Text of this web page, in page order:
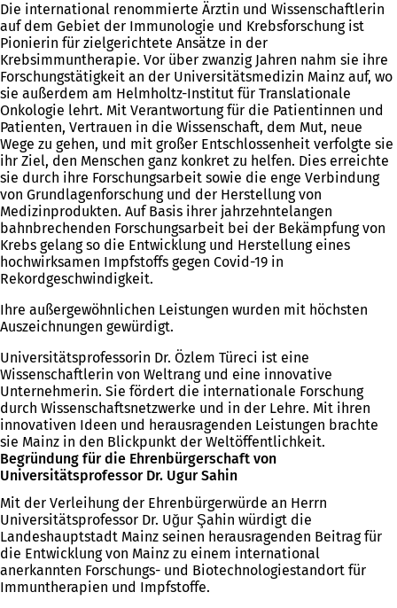
Die international renommierte Ärztin und Wissenschaftlerin
auf dem Gebiet der Immunologie und Krebsforschung ist
Pionierin für zielgerichtete Ansätze in der
Krebsimmuntherapie. Vor über zwanzig Jahren nahm sie ihre
Forschungstätigkeit an der Universitätsmedizin Mainz auf, wo
sie außerdem am Helmholtz-Institut für Translationale
Onkologie lehrt. Mit Verantwortung für die Patientinnen und
Patienten, Vertrauen in die Wissenschaft, dem Mut, neue
Wege zu gehen, und mit großer Entschlossenheit verfolgte sie
ihr Ziel, den Menschen ganz konkret zu helfen. Dies erreichte
sie durch ihre Forschungsarbeit sowie die enge Verbindung
von Grundlagenforschung und der Herstellung von
Medizinprodukten. Auf Basis ihrer jahrzehntelangen
bahnbrechenden Forschungsarbeit bei der Bekämpfung von
Krebs gelang so die Entwicklung und Herstellung eines
hochwirksamen Impfstoffs gegen Covid-19 in
Rekordgeschwindigkeit.
Ihre außergewöhnlichen Leistungen wurden mit höchsten
Auszeichnungen gewürdigt.
Universitätsprofessorin Dr. Özlem Türeci ist eine
Wissenschaftlerin von Weltrang und eine innovative
Unternehmerin. Sie fördert die internationale Forschung
durch Wissenschaftsnetzwerke und in der Lehre. Mit ihren
innovativen Ideen und herausragenden Leistungen brachte
sie Mainz in den Blickpunkt der Weltöffentlichkeit.
Begründung für die Ehrenbürgerschaft von
Universitätsprofessor Dr. Ugur Sahin
Mit der Verleihung der Ehrenbürgerwürde an Herrn
Universitätsprofessor Dr. Uğur Şahin würdigt die
Landeshauptstadt Mainz seinen herausragenden Beitrag für
die Entwicklung von Mainz zu einem international
anerkannten Forschungs- und Biotechnologiestandort für
Immuntherapien und Impfstoffe.